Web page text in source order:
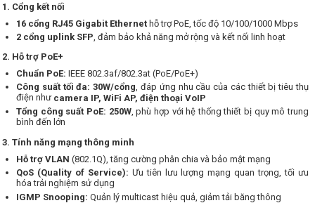
1. Cổng kết nối
16 cổng RJ45 Gigabit Ethernet hỗ trợ PoE, tốc độ 10/100/1000 Mbps
2 cổng uplink SFP, đảm bảo khả năng mở rộng và kết nối linh hoạt
2. Hỗ trợ PoE+
Chuẩn PoE: IEEE 802.3af/802.3at (PoE/PoE+)
Công suất tối đa: 30W/cổng, đáp ứng nhu cầu của các thiết bị tiêu thụ
điện như camera IP, WiFi AP, điện thoại VoIP
Tổng công suất PoE: 250W, phù hợp với hệ thống thiết bị quy mô trung
bình đến lớn
3. Tính năng mạng thông minh
Hỗ trợ VLAN (802.1Q), tăng cường phân chia và bảo mật mạng
QoS (Quality of Service): Ưu tiên lưu lượng mạng quan trọng, tối ưu
hóa trải nghiệm sử dụng
IGMP Snooping: Quản lý multicast hiệu quả, giảm tải băng thông